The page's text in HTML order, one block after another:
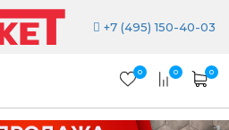
+7 (495) 150-40-03
0 0 0